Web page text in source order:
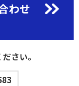
わせ
さい。